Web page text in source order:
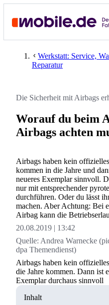
Werkstatt: Service,
Reparatur
Die Sicherheit mit Airbags
Worauf du beim
Airbags achten
Airbags haben kein
kommen in die Jahre und
neueres Exemplar sinnvoll.
nur mit entsprechender
durchführen. Oder du lässt
machen. Aber Achtung: Bei
Airbag kann die
20.08.2019
13:42
Inhalt
Quelle: Andrea Warnecke
dpa Themendienst)
Airbags haben kein
die Jahre kommen. Dann ist
Exemplar durchaus sinnvoll